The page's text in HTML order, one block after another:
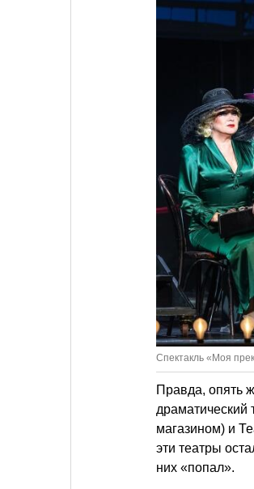
Спектакль «Моя
Правда, опять
драматический
магазином) и
эти театры
них «попал».